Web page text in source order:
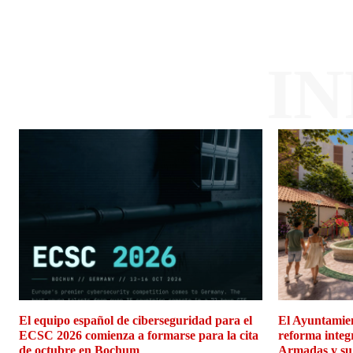
El equipo español de ciberseguridad para el
ECSC 2026 comienza a formarse para la cita
de octubre en Bochum
El
reforma
Armadas y